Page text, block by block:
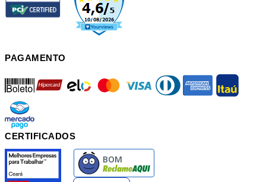
PAGAMENTO
boleto mastercard diners american itau
mercadopago
CERTIFICADOS